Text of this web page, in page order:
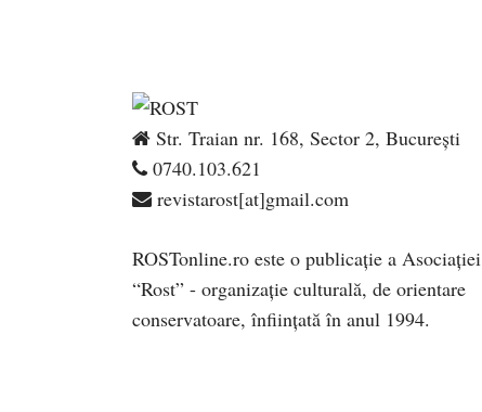
Str. Traian nr. 168, Sector 2, București
0740.103.621
revistarost[at]gmail.com
ROSTonline.ro este o publicaţie a Asociaţiei
“Rost” - organizaţie culturală, de orientare
conservatoare, înfiinţată în anul 1994.